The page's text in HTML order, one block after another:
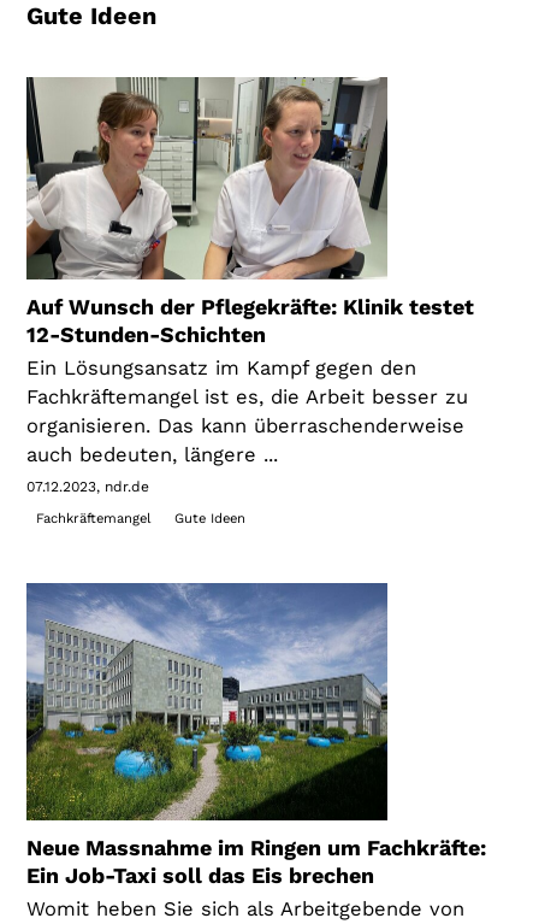
Gute Ideen
Auf Wunsch der Pflegekräfte: Klinik testet
12-Stunden-Schichten
Ein Lösungsansatz im Kampf gegen den
Fachkräftemangel ist es, die Arbeit besser zu
organisieren. Das kann überraschenderweise
auch bedeuten, längere ...
07.12.2023 ndr.de
Fachkräftemangel Gute Ideen
Neue Massnahme im Ringen um Fachkräfte:
Ein Job-Taxi soll das Eis brechen
Womit heben Sie sich als Arbeitgebende von